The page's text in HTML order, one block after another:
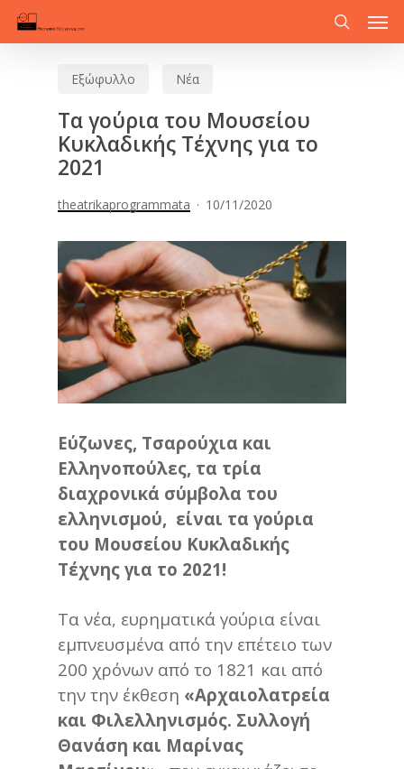
Skip
search
Εξώφυλλο Νέα
Τα γούρια του Μουσείου
Κυκλαδικής Τέχνης για το
2021
theatrikaprogrammata 10/11/2020
Εύζωνες, Τσαρούχια και
Ελληνοπούλες, τα τρία
διαχρονικά σύμβολα του
ελληνισμού, είναι τα γούρια
του Μουσείου Κυκλαδικής
Τέχνης για το 2021!
Tα νέα, ευρηματικά γούρια είναι
εμπνευσμένα από την επέτειο των
200 χρόνων από το 1821 και από
την την έκθεση «Αρχαιολατρεία
και Φιλελληνισμός. Συλλογή
Θανάση και Μαρίνας